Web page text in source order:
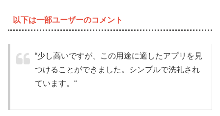
以下は一部ユーザーのコメント
“少し高いですが、この用途に適したアプリを見
つけることができました。シンプルで洗礼され
ています。 “